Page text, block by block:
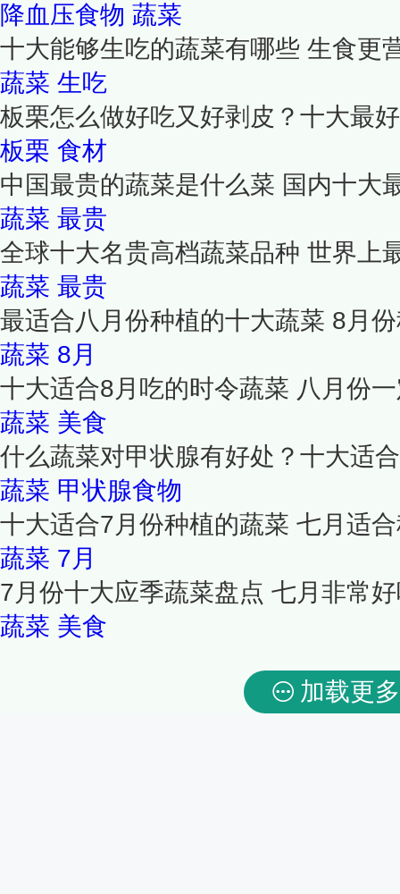
降血压食物 蔬菜
十大能够生吃的蔬菜有哪些 生食更
蔬菜 生吃
板栗怎么做好吃又好剥皮？十大最
板栗 食材
中国最贵的蔬菜是什么菜 国内十大
蔬菜 最贵
全球十大名贵高档蔬菜品种 世界上
蔬菜 最贵
最适合八月份种植的十大蔬菜 8月
蔬菜 8月
十大适合8月吃的时令蔬菜 八月份
蔬菜 美食
什么蔬菜对甲状腺有好处？十大适
蔬菜 甲状腺食物
十大适合7月份种植的蔬菜 七月适
蔬菜 7月
7月份十大应季蔬菜盘点 七月非常
蔬菜 美食
加载更多